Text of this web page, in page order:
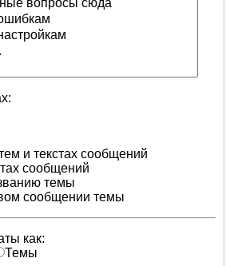
и текстах сообщений
сообщений
темы
сообщении темы
как:
Темы